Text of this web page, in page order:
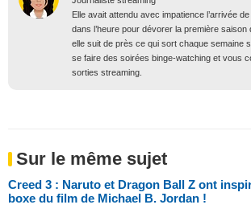
Elle avait attendu avec impatience l’arrivée
dans l’heure pour dévorer la première saison
elle suit de près ce qui sort chaque semaine
se faire des soirées binge-watching et vous
sorties streaming.
Sur le même sujet
Creed 3 : Naruto et Dragon Ball Z ont
boxe du film de Michael B. Jordan !